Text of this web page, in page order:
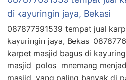
di kayuringin jaya, Bekasi
087877691539 tempat jual
kayuringin jaya, Bekasi
karpet masjid bagus di
masjid polos mnemang
masjid yang paling banyak di